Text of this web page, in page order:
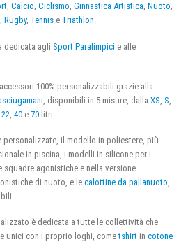
, Calcio, Ciclismo, Ginnastica Artistica, Nuoto,
, Rugby, Tennis e Triathlon.
dedicata agli Sport Paralimpici e alle
100% personalizzabili grazie alla
, disponibili in 5 misure, dalla XS S
22 40 e 70 litri.
il modello in poliestere, più
in piscina, i modelli in silicone per i
agonistiche e nella versione
di nuoto, e le calottine da pallanuoto,
è dedicata a tutte le collettività che
unici con i proprio loghi, cometshirt in cotone